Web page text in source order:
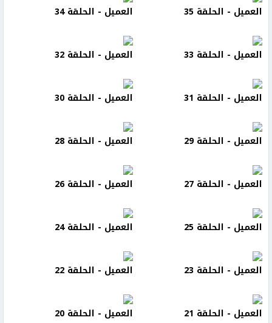
العميل - الحلقة 35 العميل - الحلقة 34
العميل - الحلقة 33 العميل - الحلقة 32
العميل - الحلقة 31 العميل - الحلقة 30
العميل - الحلقة 29 العميل - الحلقة 28
العميل - الحلقة 27 العميل - الحلقة 26
العميل - الحلقة 25 العميل - الحلقة 24
العميل - الحلقة 23 العميل - الحلقة 22
العميل - الحلقة 21 العميل - الحلقة 20